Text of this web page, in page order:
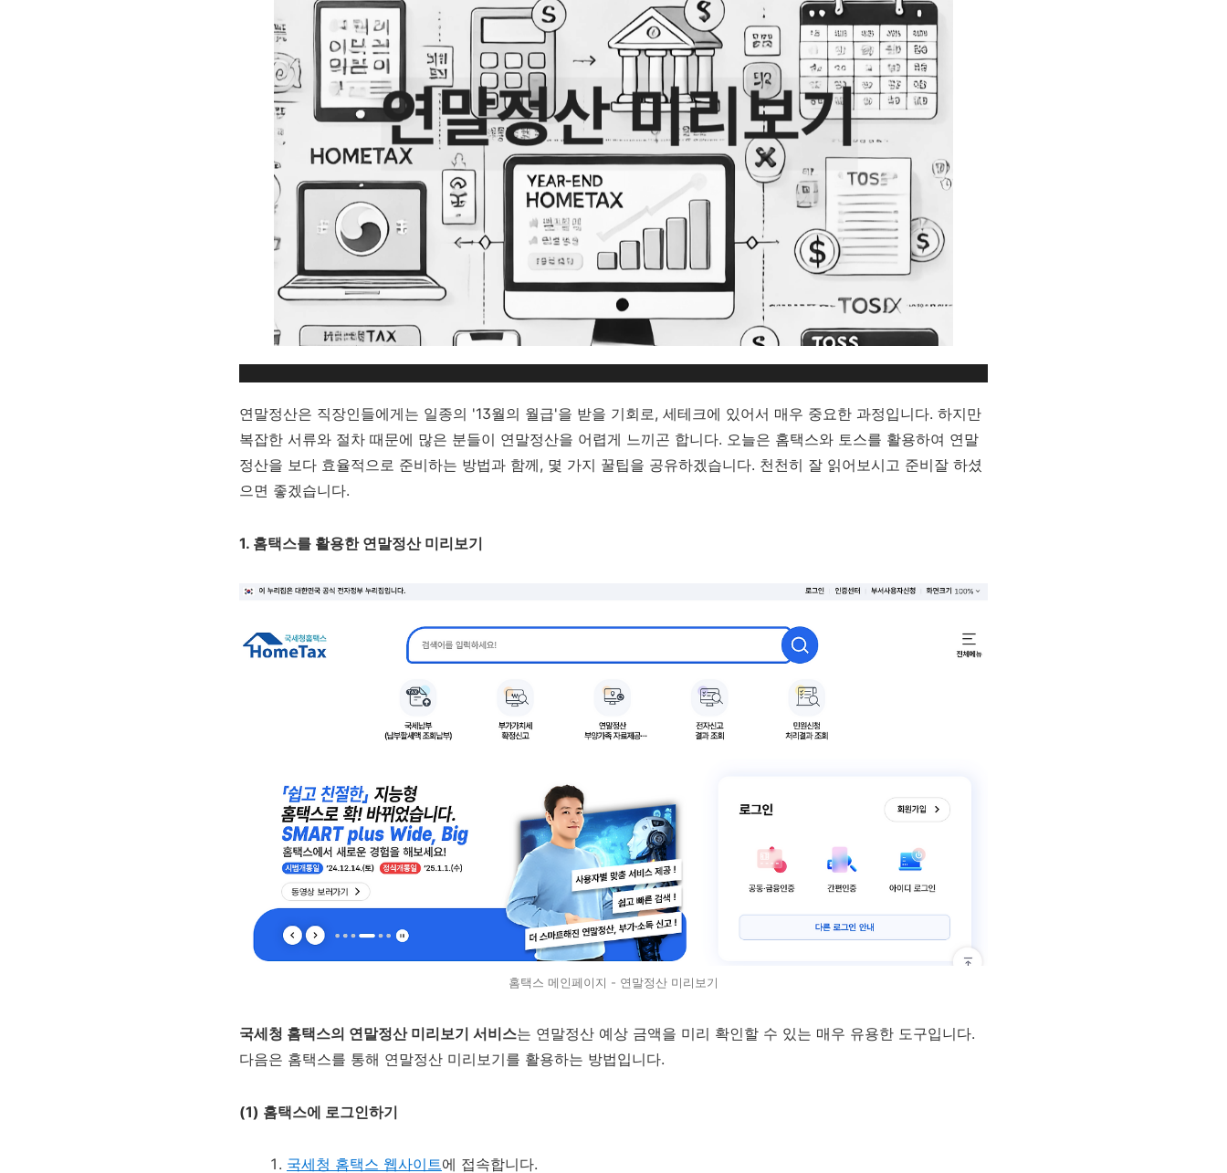
연말정산은 직장인들에게는 일종의 '13월의 월급'을 받을 기회로, 세테크에 있어서 매우 중요한 과정입니다. 하지만
복잡한 서류와 절차 때문에 많은 분들이 연말정산을 어렵게 느끼곤 합니다. 오늘은 홈택스와 토스를 활용하여 연말
정산을 보다 효율적으로 준비하는 방법과 함께, 몇 가지 꿀팁을 공유하겠습니다. 천천히 잘 읽어보시고 준비잘 하셨
으면 좋겠습니다.
1. 홈택스를 활용한 연말정산 미리보기
홈택스 메인페이지 - 연말정산 미리보기
국세청 홈택스의 연말정산 미리보기 서비스는 연말정산 예상 금액을 미리 확인할 수 있는 매우 유용한 도구입니다.
다음은 홈택스를 통해 연말정산 미리보기를 활용하는 방법입니다.
(1) 홈택스에 로그인하기
국세청 홈택스 웹사이트에 접속합니다.